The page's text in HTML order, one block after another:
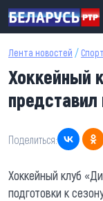
Перейти к основному
Лента новостей / Спорт
Хоккейный
представил
Поделиться:
Хоккейный клуб
подготовки к